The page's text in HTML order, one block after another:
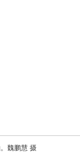
魏鹏慧 摄